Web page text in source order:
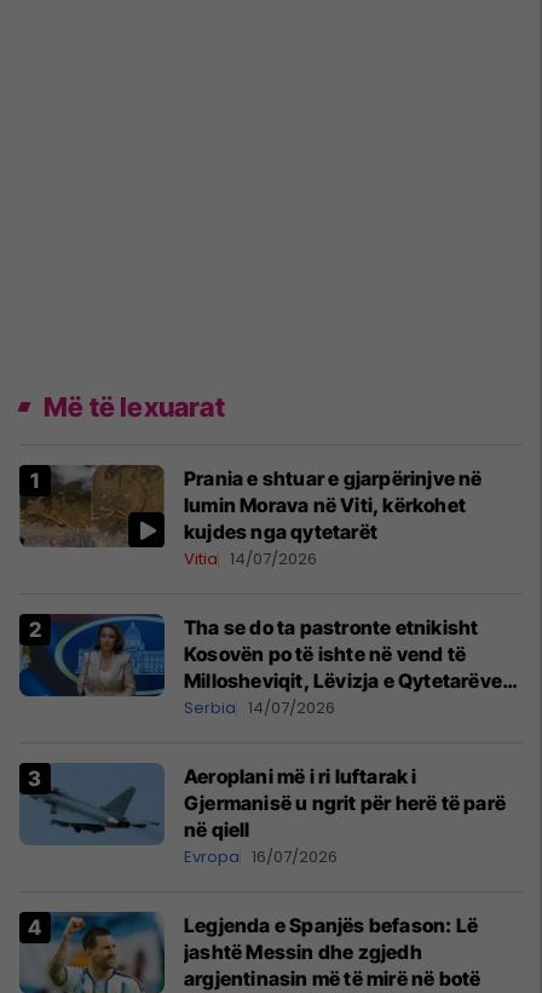
Më të lexuarat
Prania e shtuar e gjarpërinjve në
lumin Morava në Viti, kërkohet
kujdes nga qytetarët
Vitia 14/07/2026
Tha se do ta pastronte etnikisht
Kosovën po të ishte në vend të
Millosheviqit, Lëvizja e Qytetarëve
të Lirë në Serbi kërkon shkarkimin e
Serbia 14/07/2026
Aeroplani më i ri luftarak i
Gjermanisë u ngrit për herë të parë
në qiell
Evropa 16/07/2026
Legjenda e Spanjës befason: Lë
jashtë Messin dhe zgjedh
argjentinasin më të mirë në botë